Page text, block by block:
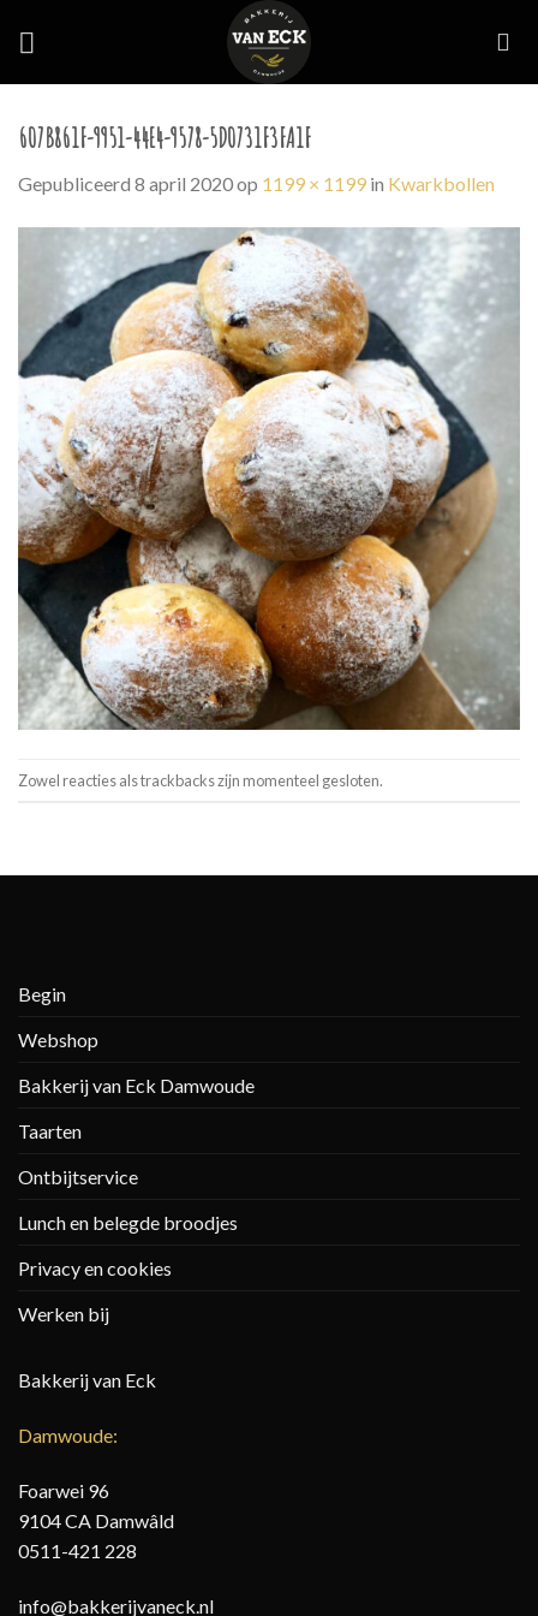
607B861F-9951-44E4-9578-5D0731F3FA1F
Gepubliceerd 8 april 2020op 1199 × 1199 in Kwarkbollen
Zowel reacties als trackbacks zijn momenteel gesloten.
Begin
Webshop
Bakkerij van Eck Damwoude
Taarten
Ontbijtservice
Lunch en belegde broodjes
Privacy en cookies
Werken bij
Bakkerij van Eck
Damwoude:
Foarwei 96
9104 CA Damwâld
0511-421 228
info@bakkerijvaneck.nl